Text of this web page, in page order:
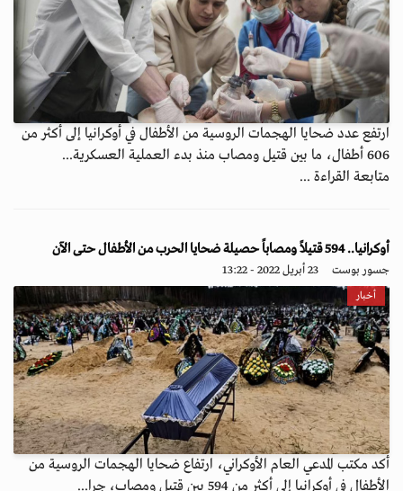
ارتفع عدد ضحايا الهجمات الروسية من الأطفال في أوكرانيا إلى أكثر من
606 أطفال، ما بين قتيل ومصاب منذ بدء العملية العسكرية...
متابعة القراءة ...
أوكرانيا.. 594 قتيلاً ومصاباً حصيلة ضحايا الحرب من الأطفال حتى الآن
جسور بوست 23 أبريل 2022 - 13:22
أخبار
أكد مكتب المدعي العام الأوكراني، ارتفاع ضحايا الهجمات الروسية من
الأطفال في أوكرانيا إلى أكثر من 594 بين قتيل ومصاب، جرا...